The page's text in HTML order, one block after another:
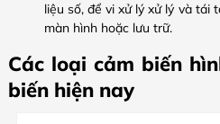
liệu số, để vi xử lý xử lý và tái
màn hình hoặc lưu trữ.
Các loại cảm biến
biến hiện nay